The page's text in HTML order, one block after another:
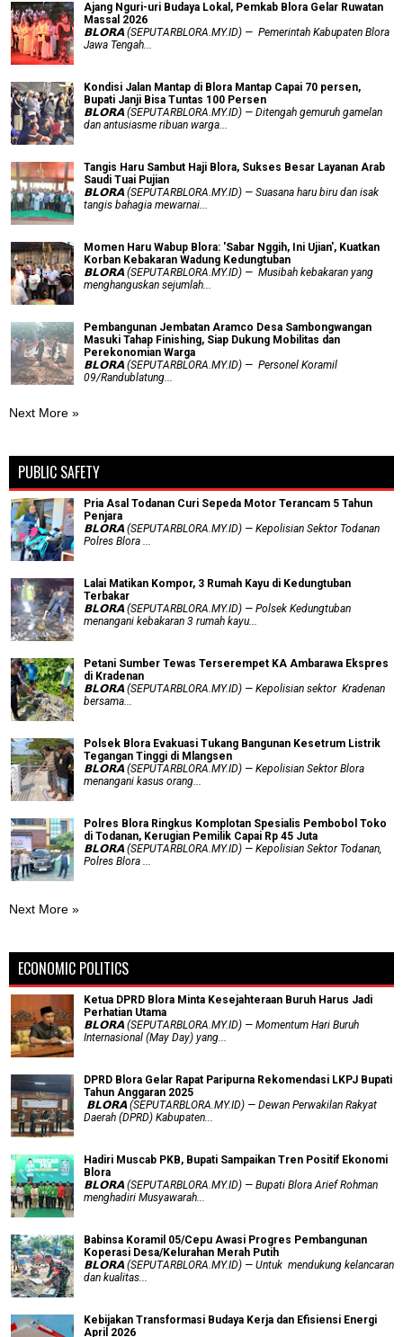
Ajang Nguri-uri Budaya Lokal, Pemkab Blora Gelar Ruwatan
Massal 2026
𝗕𝗟𝗢𝗥𝗔 (SEPUTARBLORA.MY.ID) — Pemerintah Kabupaten Blora
Jawa Tengah...
Kondisi Jalan Mantap di Blora Mantap Capai 70 persen,
Bupati Janji Bisa Tuntas 100 Persen
𝗕𝗟𝗢𝗥𝗔 (SEPUTARBLORA.MY.ID) — Ditengah gemuruh gamelan
dan antusiasme ribuan warga...
Tangis Haru Sambut Haji Blora, Sukses Besar Layanan Arab
Saudi Tuai Pujian
𝗕𝗟𝗢𝗥𝗔 (SEPUTARBLORA.MY.ID) — Suasana haru biru dan isak
tangis bahagia mewarnai...
Momen Haru Wabup Blora: ​'Sabar Nggih, Ini Ujian', Kuatkan
Korban Kebakaran Wadung Kedungtuban
𝗕𝗟𝗢𝗥𝗔 (SEPUTARBLORA.MY.ID) — Musibah kebakaran yang
menghanguskan sejumlah...
Pembangunan Jembatan Aramco Desa Sambongwangan
Masuki Tahap Finishing, Siap Dukung Mobilitas dan
Perekonomian Warga
𝗕𝗟𝗢𝗥𝗔 (SEPUTARBLORA.MY.ID) — Personel Koramil
09/Randublatung...
Next More »
PUBLIC SAFETY
Pria Asal Todanan Curi Sepeda Motor Terancam 5 Tahun
Penjara
𝗕𝗟𝗢𝗥𝗔 (SEPUTARBLORA.MY.ID) — Kepolisian Sektor Todanan
Polres Blora ...
Lalai Matikan Kompor, 3 Rumah Kayu di Kedungtuban
Terbakar
𝗕𝗟𝗢𝗥𝗔 (SEPUTARBLORA.MY.ID) — Polsek Kedungtuban
menangani kebakaran 3 rumah kayu...
Petani Sumber Tewas Terserempet KA Ambarawa Ekspres
di Kradenan
𝗕𝗟𝗢𝗥𝗔 (SEPUTARBLORA.MY.ID) — Kepolisian sektor Kradenan
bersama...
Polsek Blora Evakuasi Tukang Bangunan Kesetrum Listrik
Tegangan Tinggi di Mlangsen
𝗕𝗟𝗢𝗥𝗔 (SEPUTARBLORA.MY.ID) — Kepolisian Sektor Blora
menangani kasus orang...
Polres Blora Ringkus Komplotan Spesialis Pembobol Toko
di Todanan, Kerugian Pemilik Capai Rp 45 Juta
𝗕𝗟𝗢𝗥𝗔 (SEPUTARBLORA.MY.ID) — Kepolisian Sektor Todanan,
Polres Blora ...
Next More »
ECONOMIC POLITICS
Ketua DPRD Blora Minta Kesejahteraan Buruh Harus Jadi
Perhatian Utama
​𝗕𝗟𝗢𝗥𝗔 (SEPUTARBLORA.MY.ID) — Momentum Hari Buruh
Internasional (May Day) yang...
DPRD Blora Gelar Rapat Paripurna Rekomendasi LKPJ Bupati
Tahun Anggaran 2025
‎ 𝗕𝗟𝗢𝗥𝗔 (SEPUTARBLORA.MY.ID) — Dewan Perwakilan Rakyat
Daerah (DPRD) Kabupaten...
Hadiri Muscab PKB, Bupati Sampaikan Tren Positif Ekonomi
Blora
𝗕𝗟𝗢𝗥𝗔 (SEPUTARBLORA.MY.ID) — Bupati Blora Arief Rohman
menghadiri Musyawarah...
Babinsa Koramil 05/Cepu Awasi Progres Pembangunan
Koperasi Desa/Kelurahan Merah Putih
𝗕𝗟𝗢𝗥𝗔 (SEPUTARBLORA.MY.ID) — Untuk mendukung kelancaran
dan kualitas...
Kebijakan Transformasi Budaya Kerja dan Efisiensi Energi
April 2026